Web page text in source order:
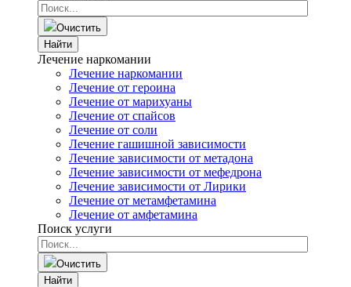
Очистить
Найти
Лечение наркомании
Лечение наркомании
Лечение от героина
Лечение от марихуаны
Лечение от спайсов
Лечение от соли
Лечение гашишной зависимости
Лечение зависимости от метадона
Лечение зависимости от мефедрона
Лечение зависимости от Лирики
Лечение от метамфетамина
Лечение от амфетамина
Поиск услуги
Очистить
Найти